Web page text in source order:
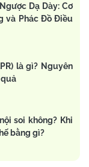
Dạ Dày: Cơ
và Phác Đồ Điều
là gì? Nguyên
soi không? Khi
bằng gì?